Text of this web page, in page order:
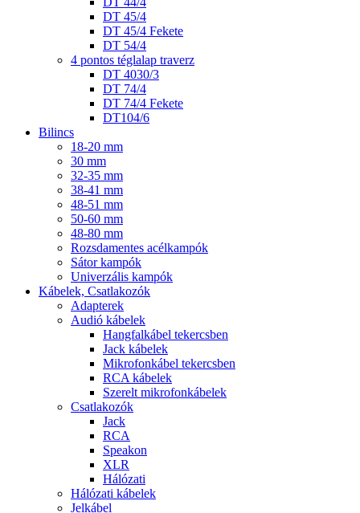
DT 45/4
DT 45/4 Fekete
DT 54/4
4 pontos téglalap traverz
DT 4030/3
DT 74/4
DT 74/4 Fekete
DT104/6
Bilincs
18-20 mm
30 mm
32-35 mm
38-41 mm
48-51 mm
50-60 mm
48-80 mm
Rozsdamentes acélkampók
Sátor kampók
Univerzális kampók
Kábelek, Csatlakozók
Adapterek
Audió kábelek
Hangfalkábel tekercsben
Jack kábelek
Mikrofonkábel tekercsben
RCA kábelek
Szerelt mikrofonkábelek
Csatlakozók
Jack
RCA
Speakon
XLR
Hálózati
Hálózati kábelek
Jelkábel